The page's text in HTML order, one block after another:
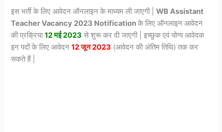
इस भर्ती के लिए आवेदन ऑनलाइन के माध्यम ली जाएगी |WB Assistant
Teacher Vacancy 2023 Notificationके लिए ऑनलाइन आवेदन
की प्रक्रिया12 मई 2023 से शुरू कर दी जाएगी | इच्छुक एवं योग्य आवेदक
इन पदों के लिए आवेदन12 जून 2023 (आवेदन की अंतिम तिथि) तक कर
सकते हैं |